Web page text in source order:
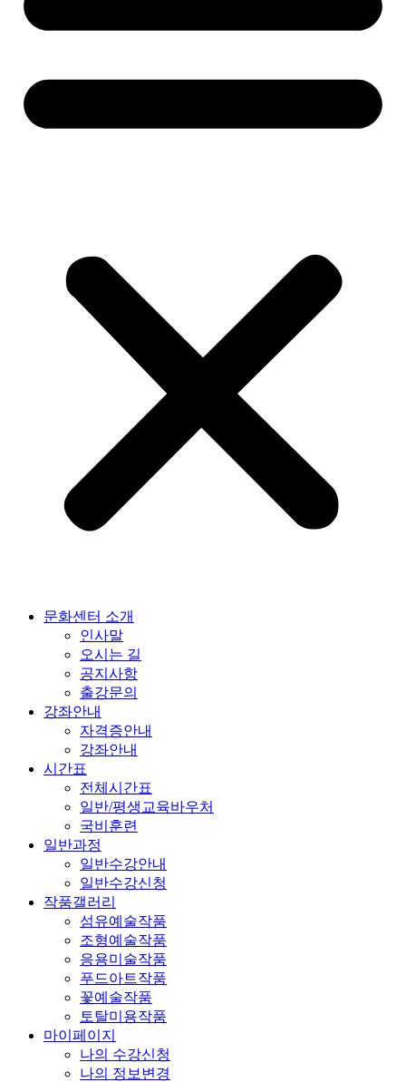
문화센터 소개
인사말
오시는 길
공지사항
출강문의
강좌안내
자격증안내
강좌안내
시간표
전체시간표
일반/평생교육바우처
국비훈련
일반과정
일반수강안내
일반수강신청
작품갤러리
섬유예술작품
조형예술작품
응용미술작품
푸드아트작품
꽃예술작품
토탈미용작품
마이페이지
나의 수강신청
나의 정보변경